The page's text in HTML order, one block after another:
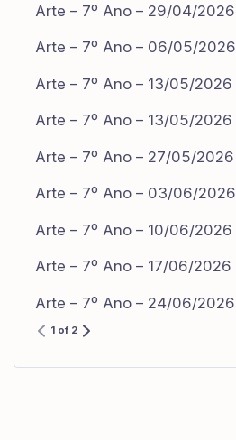
Arte – 7º Ano – 29/04/2026
Arte – 7º Ano – 06/05/2026
Arte – 7º Ano – 13/05/2026
Arte – 7º Ano – 13/05/2026
Arte – 7º Ano – 27/05/2026
Arte – 7º Ano – 03/06/2026
Arte – 7º Ano – 10/06/2026
Arte – 7º Ano – 17/06/2026
Arte – 7º Ano – 24/06/2026
1 of 2